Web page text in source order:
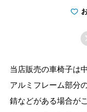
当店販売の車椅子は
アルミフレーム部分
錆などがある場合が